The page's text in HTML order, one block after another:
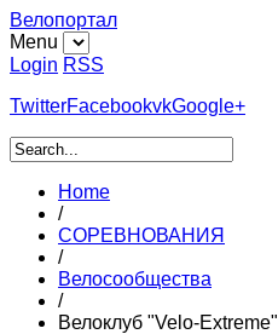
Велопортал
Menu
Login RSS
TwitterFacebookvkGoogle+
Home
/
СОРЕВНОВАНИЯ
/
Велосообщества
/
Велоклуб "Velo-Extreme"